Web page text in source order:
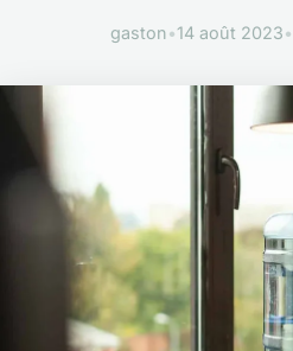
gaston•14 août 2023•